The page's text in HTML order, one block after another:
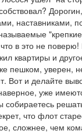
наставниками,
в это не
квартиры и
пешком, уверен,
Вот и делайте
уже
собираетесь
что флот
сложнее, чем